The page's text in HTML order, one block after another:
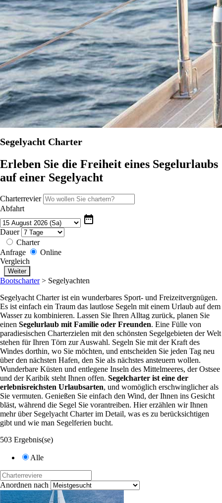
Segelyacht Charter
Erleben Sie die Freiheit eines Segelurlaubs
auf einer Segelyacht
Charterrevier
Abfahrt
date_range
Dauer
Charter
Anfrage
Online
Vergleich
Bootscharter> Segelyachten
Segelyacht Charter ist ein wunderbares Sport- und Freizeitvergnügen.
Es ist einfach ein Traum das lautlose Segeln mit einem Urlaub auf dem
Wasser zu kombinieren. Lassen Sie Ihren Alltag zurück, planen Sie
einen Segelurlaub mit Familie oder Freunden. Eine Fülle von
paradiesischen Charterzielen mit den schönsten Segelgebieten der Welt
stehen für Ihren Törn zur Auswahl. Segeln Sie mit der Kraft des
Windes dorthin, wo Sie möchten, und entscheiden Sie jeden Tag neu
über den nächsten Hafen, den Sie als nächstes ansteuern wollen.
Wunderbare Küsten und entlegene Inseln des Mittelmeeres, der Ostsee
und der Karibik steht Ihnen offen. Segelcharter ist eine der
erlebnisreichsten Urlaubsarten, und womöglich erschwinglicher als
Sie vermuten. Genießen Sie einfach den Wind, der Ihnen ins Gesicht
bläst, während die Segel Sie vorantreiben. Hier erzählen wir Ihnen
mehr über Segelyacht Charter im Detail, was es zu berücksichtigen
gibt und wie man Segelferien bucht.
503 Ergebnis(se)
Alle
Anordnen nach